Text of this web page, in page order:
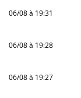
06/08 à 19:31
06/08 à 19:28
06/08 à 19:27